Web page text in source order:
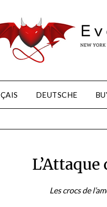
DEUTSCHE
L’Attaque
Les crocs de